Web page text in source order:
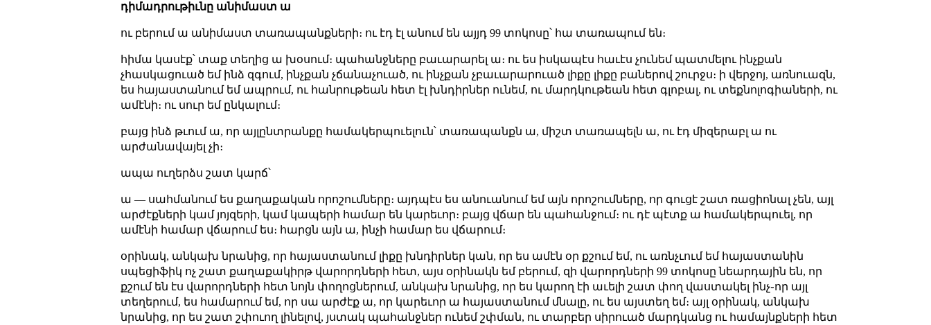
դիմադրութիւնը անիմաստ ա
ու բերում ա անիմաստ տառապանքների։ ու էդ էլ անում են այյդ 99 տոկոսը՝ հա տառապում են։
հիմա կասէք՝ տաք տեղից ա խօսում։ պահանջները բաւարարել ա։ ու ես իսկապէս հաւէս չունեմ պատմելու ինչքան
չհասկացուած եմ ինձ զգում, ինչքան չճանաչուած, ու ինչքան չբաւարարուած լիքը լիքը բաներով շուրջս։ ի վերջոյ, առնուազն,
ես հայաստանում եմ ապրում, ու հանրութեան հետ էլ խնդիրներ ունեմ, ու մարդկութեան հետ գլոբալ, ու տեքնոլոգիաների, ու
ամէնի։ ու սուր եմ ընկալում։
բայց ինձ թւում ա, որ այլընտրանքը համակերպուելուն՝ տառապանքն ա, միշտ տառապելն ա, ու էդ միզերաբլ ա ու
արժանավայել չի։
ապա ուղերձս շատ կարճ՝
ա — սահմանում ես քաղաքական որոշումները։ այդպէս ես անուանում եմ այն որոշումները, որ գուցէ շատ ռացիոնալ չեն, այլ
արժէքների կամ յոյզերի, կամ կապերի համար են կարեւոր։ բայց վճար են պահանջում։ ու դէ պէտք ա համակերպուել, որ
ամէնի համար վճարում ես։ հարցն այն ա, ինչի համար ես վճարում։
օրինակ, անկախ նրանից, որ հայաստանում լիքը խնդիրներ կան, որ ես ամէն օր քշում եմ, ու առնչւում եմ հայաստանին
սպեցիֆիկ ոչ շատ քաղաքակիրթ վարորդների հետ, այս օրինակն եմ բերում, զի վարորդների 99 տոկոսը նեարդային են, որ
քշում են էս վարորդների հետ նոյն փողոցներում, անկախ նրանից, որ ես կարող էի աւելի շատ փող վաստակել ինչ֊որ այլ
տեղերում, ես համարում եմ, որ սա արժէք ա, որ կարեւոր ա հայաստանում մնալը, ու ես այստեղ եմ։ այլ օրինակ, անկախ
նրանից, որ ես շատ շփուող լինելով, յստակ պահանջներ ունեմ շփման, ու տարբեր սիրուած մարդկանց ու համայնքների հետ